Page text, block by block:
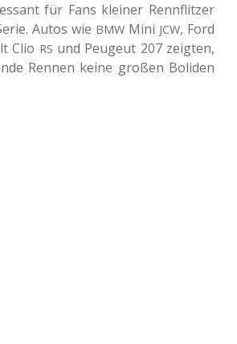
für Fans klei­ner Renn­flit­zer
Autos wie BMW Mini JCW, Ford
Clio RS und Peu­ge­ut 207 zeig­ten,
Rennen keine großen Boli­den